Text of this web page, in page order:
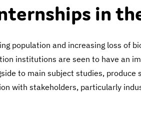
in
population and increasing loss of
institutions are seen to have an
to main subject studies,
with stakeholders, particularly